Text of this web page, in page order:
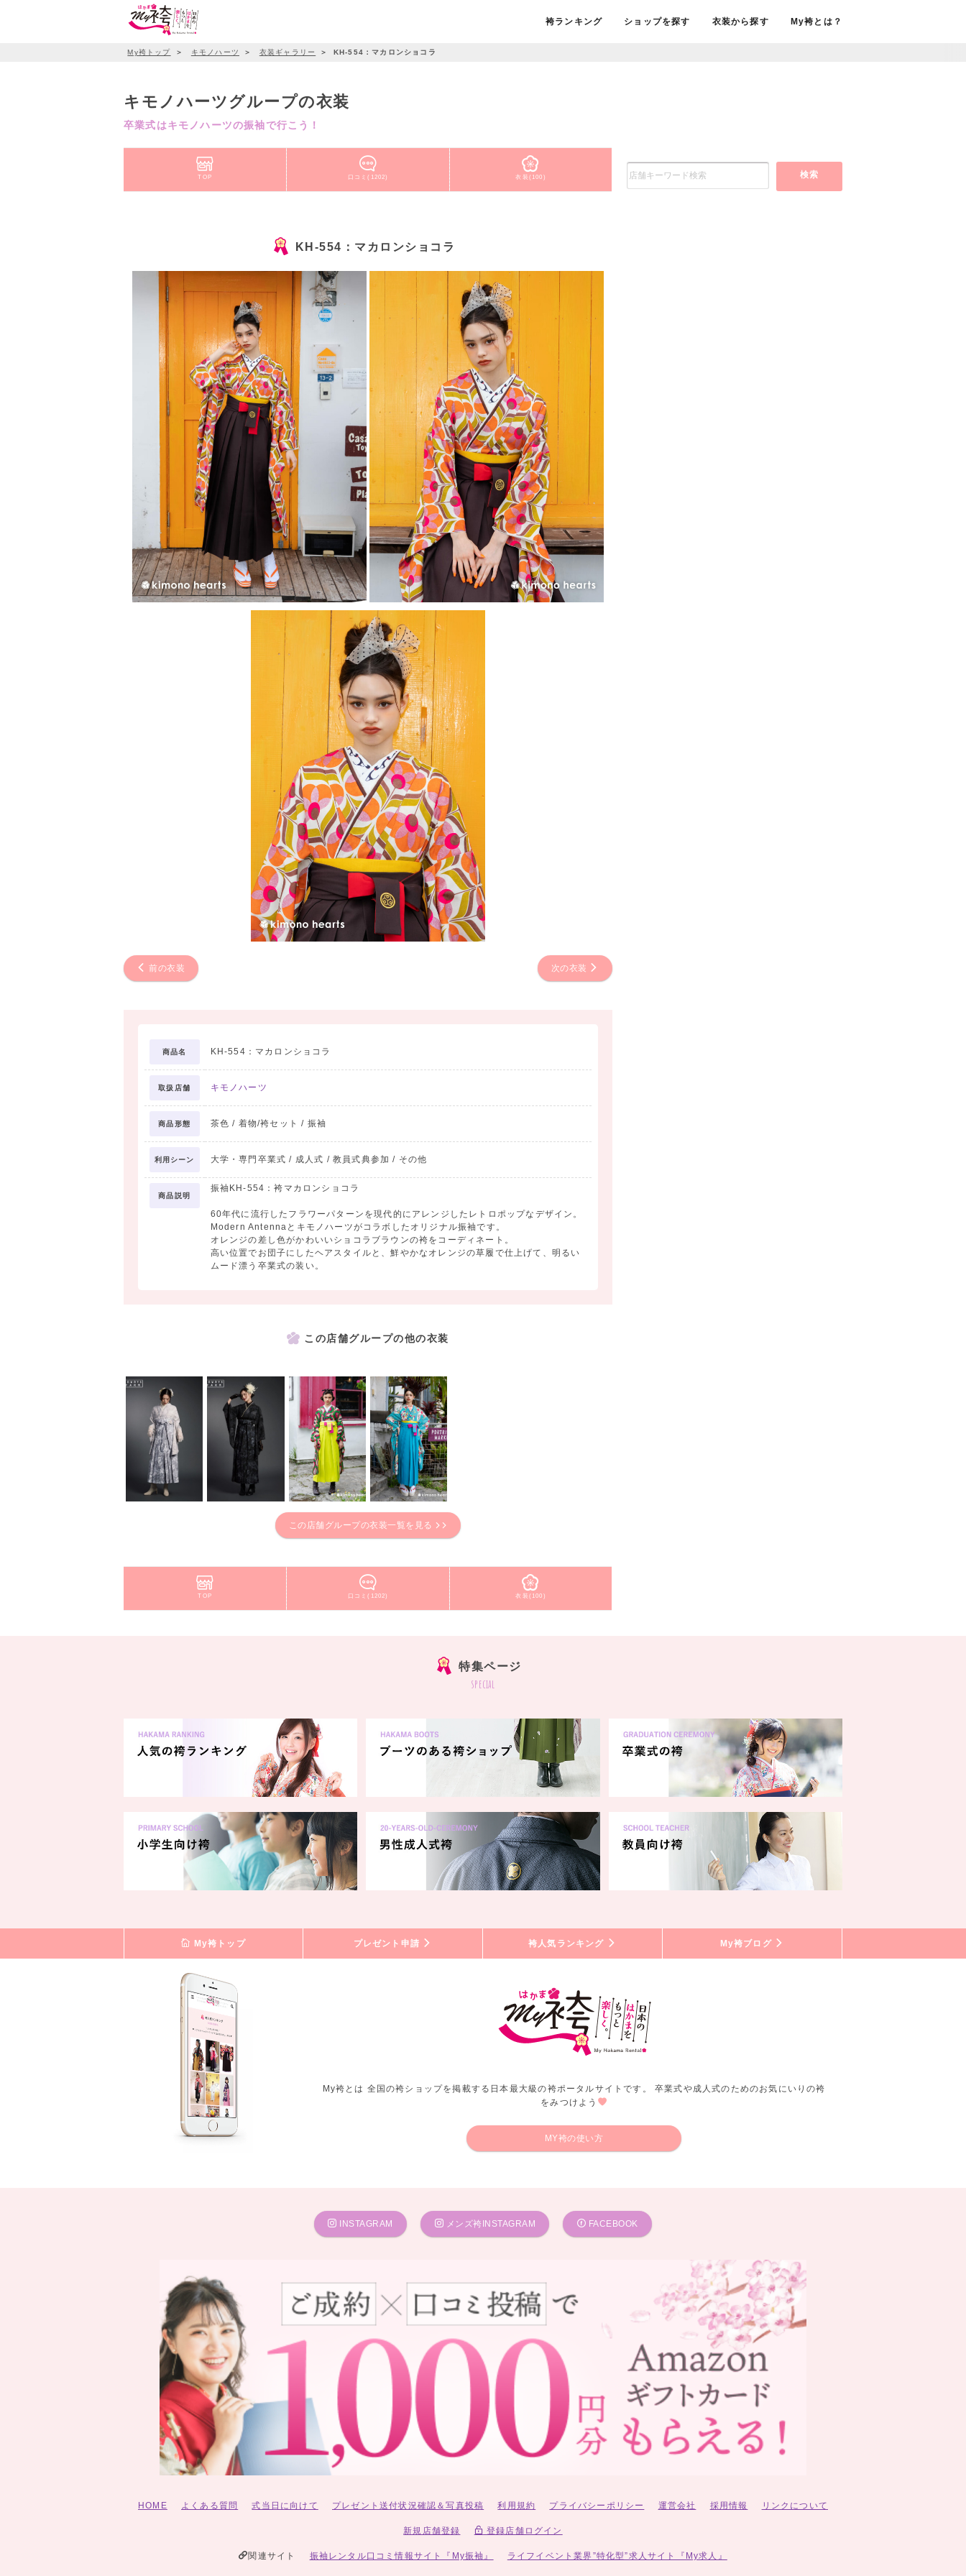
袴ランキング ショップを探す 衣装から探す My袴とは？
My袴トップ ＞ キモノハーツ ＞ 衣装ギャラリー ＞ KH-554：マカロンショコラ
キモノハーツグループの衣装
卒業式はキモノハーツの振袖で行こう！
TOP 口コミ(1202) 衣装(100)
KH-554：マカロンショコラ
前の衣装 次の衣装
商品名 KH-554：マカロンショコラ
取扱店舗 キモノハーツ
商品形態 茶色 / 着物/袴セット / 振袖
利用シーン 大学・専門卒業式 / 成人式 / 教員式典参加 / その他
商品説明
振袖KH-554：袴マカロンショコラ
60年代に流行したフラワーパターンを現代的にアレンジしたレトロポップなデザイン。
Modern Antennaとキモノハーツがコラボしたオリジナル振袖です。
オレンジの差し色がかわいいショコラブラウンの袴をコーディネート。
高い位置でお団子にしたヘアスタイルと、鮮やかなオレンジの草履で仕上げて、明るい
ムード漂う卒業式の装い。
この店舗グループの他の衣装
この店舗グループの衣装一覧を見る
TOP 口コミ(1202) 衣装(100)
検索
特集ページ
special
My袴トップ プレゼント申請 袴人気ランキング My袴ブログ
My袴とは 全国の袴ショップを掲載する日本最大級の袴ポータルサイトです。 卒業式や成人式のためのお気にいりの袴
をみつけよう
MY袴の使い方
INSTAGRAM メンズ袴INSTAGRAM FACEBOOK
HOME よくある質問 式当日に向けて プレゼント送付状況確認＆写真投稿 利用規約 プライバシーポリシー 運営会社 採用情報 リンクについて
新規店舗登録 登録店舗ログイン
関連サイト 振袖レンタル口コミ情報サイト『My振袖』 ライフイベント業界”特化型”求人サイト『My求人』